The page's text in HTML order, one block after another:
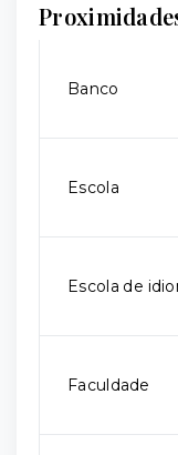
Banco
Escola
Escola de
Faculdade